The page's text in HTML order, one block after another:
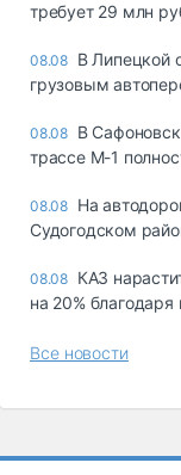
требует 29 млн
08.08 В Липецкой
грузовым
08.08 В
трассе М-1
08.08 На
Судогодском
08.08 КАЗ
на 20%
Все новости